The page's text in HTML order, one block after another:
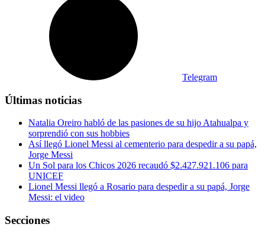
Telegram
Últimas noticias
Natalia Oreiro habló de las pasiones de su hijo Atahualpa y
sorprendió con sus hobbies
Así llegó Lionel Messi al cementerio para despedir a su papá,
Jorge Messi
Un Sol para los Chicos 2026 recaudó $2.427.921.106 para
UNICEF
Lionel Messi llegó a Rosario para despedir a su papá, Jorge
Messi: el video
Secciones